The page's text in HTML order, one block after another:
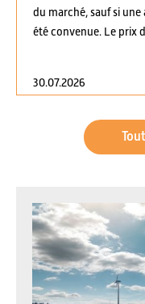
du marché, sauf si
été convenue. Le prix
30.07.2026